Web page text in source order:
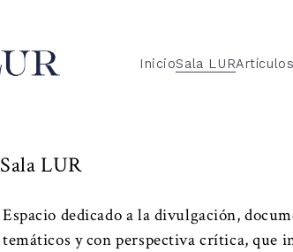
InicioSala LURArtículos
Sala LUR
Espacio dedicado a la divulgación,
temáticos y con perspectiva crítica, que